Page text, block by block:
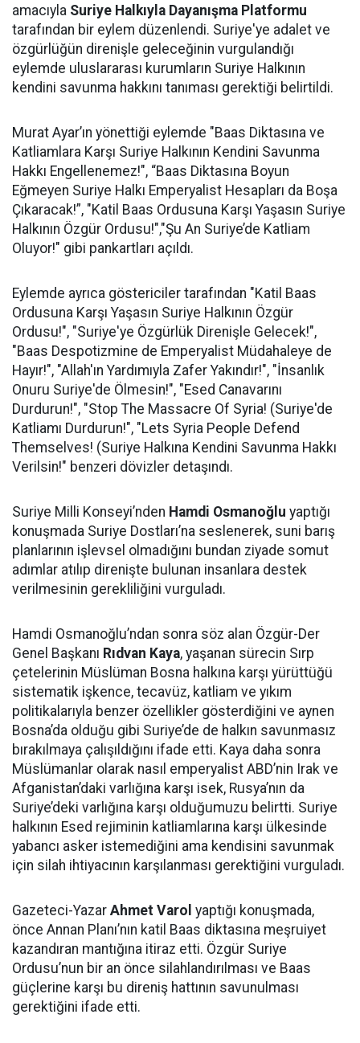
amacıyla Suriye Halkıyla Dayanışma Platformu
tarafından bir eylem düzenlendi. Suriye'ye adalet ve
özgürlüğün direnişle geleceğinin vurgulandığı
eylemde uluslararası kurumların Suriye Halkının
kendini savunma hakkını tanıması gerektiği belirtildi.
Murat Ayar’ın yönettiği eylemde "Baas Diktasına ve
Katliamlara Karşı Suriye Halkının Kendini Savunma
Hakkı Engellenemez!", “Baas Diktasına Boyun
Eğmeyen Suriye Halkı Emperyalist Hesapları da Boşa
Çıkaracak!”, "Katil Baas Ordusuna Karşı Yaşasın Suriye
Halkının Özgür Ordusu!","Şu An Suriye’de Katliam
Oluyor!" gibi pankartları açıldı.
Eylemde ayrıca göstericiler tarafından "Katil Baas
Ordusuna Karşı Yaşasın Suriye Halkının Özgür
Ordusu!", "Suriye'ye Özgürlük Direnişle Gelecek!",
"Baas Despotizmine de Emperyalist Müdahaleye de
Hayır!", "Allah'ın Yardımıyla Zafer Yakındır!", "İnsanlık
Onuru Suriye'de Ölmesin!", "Esed Canavarını
Durdurun!", "Stop The Massacre Of Syria! (Suriye'de
Katliamı Durdurun!", "Lets Syria People Defend
Themselves! (Suriye Halkına Kendini Savunma Hakkı
Verilsin!" benzeri dövizler detaşındı.
Suriye Milli Konseyi’nden Hamdi Osmanoğlu yaptığı
konuşmada Suriye Dostları’na seslenerek, suni barış
planlarının işlevsel olmadığını bundan ziyade somut
adımlar atılıp direnişte bulunan insanlara destek
verilmesinin gerekliliğini vurguladı.
Hamdi Osmanoğlu’ndan sonra söz alan Özgür-Der
Genel Başkanı Rıdvan Kaya, yaşanan sürecin Sırp
çetelerinin Müslüman Bosna halkına karşı yürüttüğü
sistematik işkence, tecavüz, katliam ve yıkım
politikalarıyla benzer özellikler gösterdiğini ve aynen
Bosna’da olduğu gibi Suriye’de de halkın savunmasız
bırakılmaya çalışıldığını ifade etti. Kaya daha sonra
Müslümanlar olarak nasıl emperyalist ABD’nin Irak ve
Afganistan’daki varlığına karşı isek, Rusya’nın da
Suriye’deki varlığına karşı olduğumuzu belirtti. Suriye
halkının Esed rejiminin katliamlarına karşı ülkesinde
yabancı asker istemediğini ama kendisini savunmak
için silah ihtiyacının karşılanması gerektiğini vurguladı.
Gazeteci-Yazar Ahmet Varol yaptığı konuşmada,
önce Annan Planı’nın katil Baas diktasına meşruiyet
kazandıran mantığına itiraz etti. Özgür Suriye
Ordusu’nun bir an önce silahlandırılması ve Baas
güçlerine karşı bu direniş hattının savunulması
gerektiğini ifade etti.